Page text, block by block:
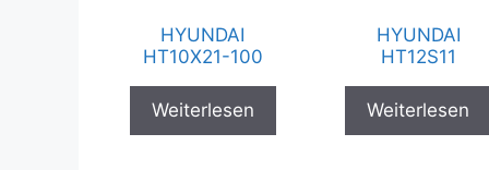
HYUNDAI
HT10X21-100
Weiterlesen
HYUNDAI
HT12S11
Weiterlesen